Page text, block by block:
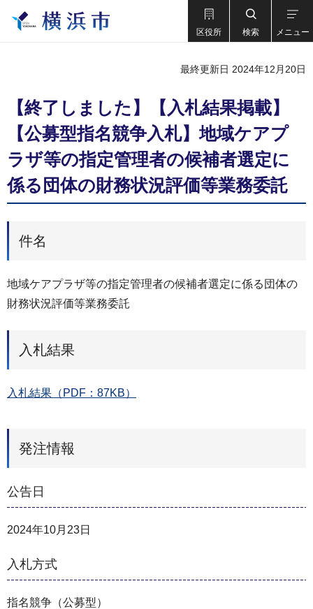
区役所 検索 メニュー
最終更新日 2024年12月20日
【終了しました】【入札結果掲載】
【公募型指名競争入札】地域ケアプ
ラザ等の指定管理者の候補者選定に
係る団体の財務状況評価等業務委託
件名
地域ケアプラザ等の指定管理者の候補者選定に係る団体の
財務状況評価等業務委託
入札結果
入札結果（PDF：87KB）
発注情報
公告日
2024年10月23日
入札方式
指名競争（公募型）